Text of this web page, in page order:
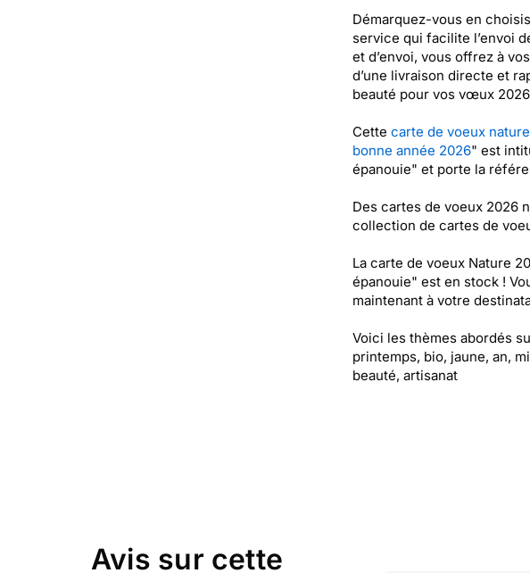
Démarquez-vous en
service qui facilite l’envoi
et d’envoi, vous offrez à
d’une livraison directe et
beauté pour vos vœux
Cette carte de voeux
bonne année 2026" est
épanouie" et porte la
Des cartes de voeux 2026
collection de cartes de
La carte de voeux Nature
épanouie" est en stock !
maintenant à votre
Voici les thèmes abordés
printemps, bio, jaune, an,
beauté, artisanat
Avis sur cette